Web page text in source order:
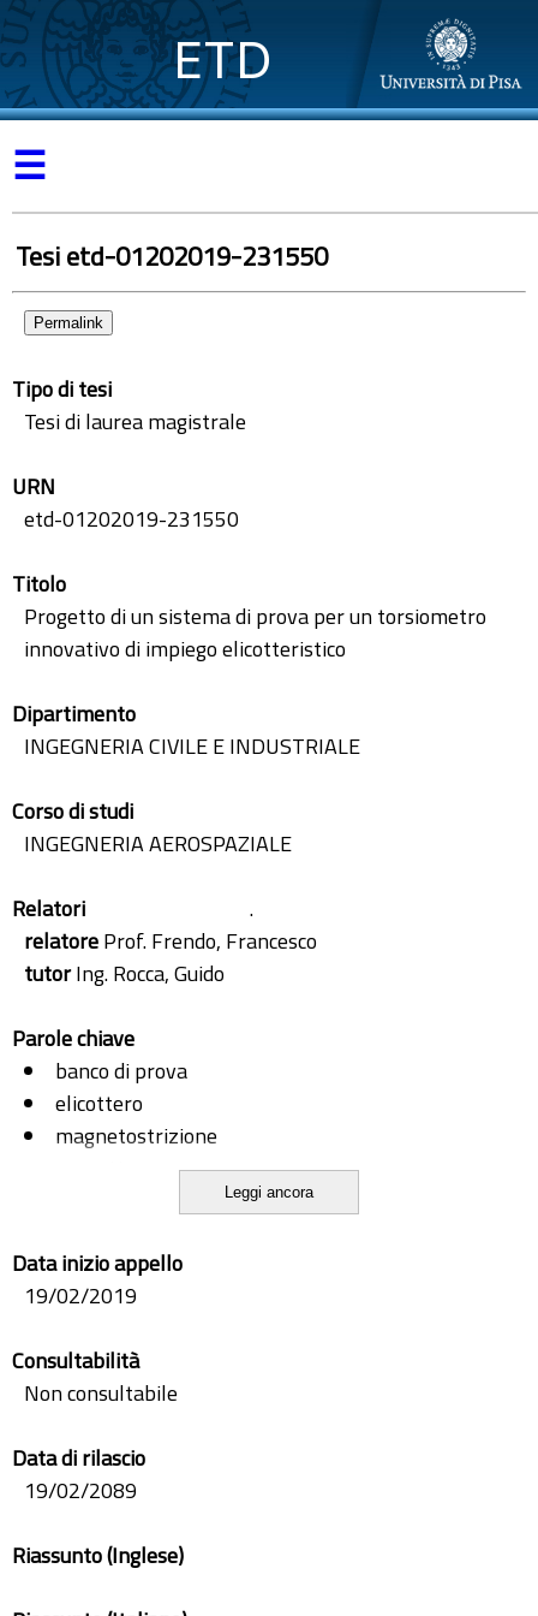
ETD
☰
Tesi etd-01202019-231550
Permalink
Tipo di tesi
Tesi di laurea magistrale
URN
etd-01202019-231550
Titolo
Progetto di un sistema di prova per un torsiometro
innovativo di impiego elicotteristico
Dipartimento
INGEGNERIA CIVILE E INDUSTRIALE
Corso di studi
INGEGNERIA AEROSPAZIALE
Relatori
.
relatoreProf. Frendo, Francesco
tutorIng. Rocca, Guido
Parole chiave
banco di prova
elicottero
magnetostrizione
Leggi ancora
Data inizio appello
19/02/2019
Consultabilità
Non consultabile
Data di rilascio
19/02/2089
Riassunto (Inglese)